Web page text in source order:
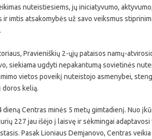
nuteistiesiems, jų iniciatyvumo,
ir imtis atsakomybės už savo veiksmus
Pravieniškių 2-ųjų pataisos namų-
siekiama ugdyti nepakantumą sovietinės
vietos poveikį nuteistojo asmenybei,
kelią.
dieną Centras minės 5 metų gimtadienį. Nuo
227 jau išėjo į laisvę ir sėkmingai
Pasak Lioniaus Demjanovo, Centras